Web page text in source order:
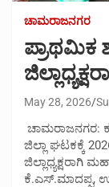
ಚಾಮರಾಜನಗರ
ಪ್ರಾಥಮಿಕ
May 28, 2026
ಚಾಮರಾಜನಗರ:
ಜಿಲ್ಲಾ ಘಟಕಕ್ಕೆ
ಜಿಲ್ಲಾಧ್ಯಕ್ಷರಾಗಿ
ಕೆ.ಎಸ್.ಮಾದಪ್ಪ,